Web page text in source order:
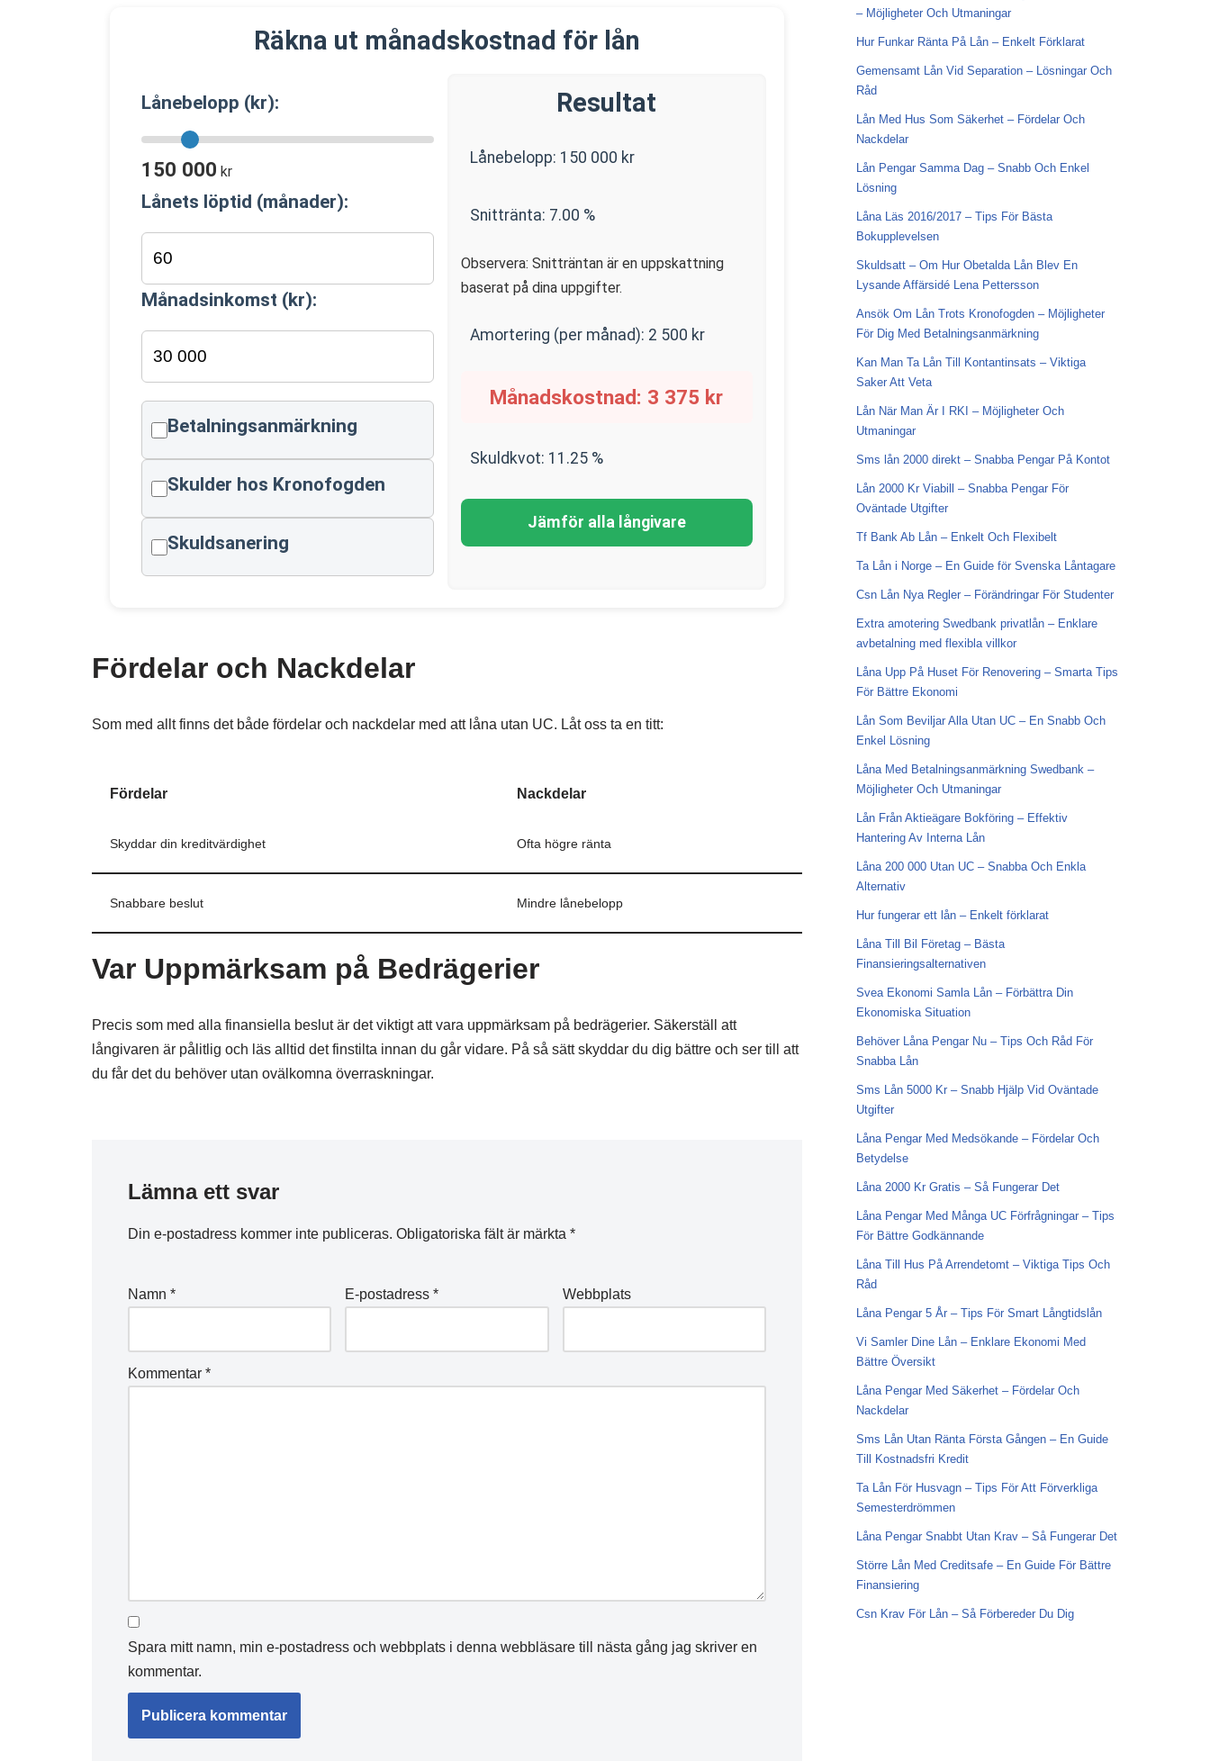
Räkna ut månadskostnad för lån
Lånebelopp (kr):
150 000 kr
Lånets löptid (månader):
Månadsinkomst (kr):
Betalningsanmärkning
Skulder hos Kronofogden
Skuldsanering
Resultat
Lånebelopp: 150 000 kr
Snittränta: 7.00 %
Observera: Snitträntan är en uppskattning
baserat på dina uppgifter.
Amortering (per månad): 2 500 kr
Månadskostnad: 3 375 kr
Skuldkvot: 11.25%
Jämför alla långivare
Fördelar och Nackdelar
Som med allt finns det både fördelar och nackdelar med att låna utan UC. Låt oss ta en titt:
Fördelar Nackdelar
Skyddar din kreditvärdighet Ofta högre ränta
Snabbare beslut Mindre lånebelopp
Var Uppmärksam på Bedrägerier
Precis som med alla finansiella beslut är det viktigt att vara uppmärksam på bedrägerier. Säkerställ att
långivaren är pålitlig och läs alltid det finstilta innan du går vidare. På så sätt skyddar du dig bättre och ser till att
du får det du behöver utan ovälkomna överraskningar.
Lämna ett svar
Din e-postadress kommer inte publiceras. Obligatoriska fält är märkta *
Namn * E-postadress* Webbplats
Kommentar *
Spara mitt namn, min e-postadress och webbplats i denna webbläsare till nästa gång jag skriver en
kommentar.
– Möjligheter Och Utmaningar
Hur Funkar Ränta På Lån – Enkelt Förklarat
Gemensamt Lån Vid Separation – Lösningar Och
Råd
Lån Med Hus Som Säkerhet – Fördelar Och
Nackdelar
Lån Pengar Samma Dag – Snabb Och Enkel
Lösning
Låna Läs 2016/2017 – Tips För Bästa
Bokupplevelsen
Skuldsatt – Om Hur Obetalda Lån Blev En
Lysande Affärsidé Lena Pettersson
Ansök Om Lån Trots Kronofogden – Möjligheter
För Dig Med Betalningsanmärkning
Kan Man Ta Lån Till Kontantinsats – Viktiga
Saker Att Veta
Lån När Man Är I RKI – Möjligheter Och
Utmaningar
Sms lån 2000 direkt – Snabba Pengar På Kontot
Lån 2000 Kr Viabill – Snabba Pengar För
Oväntade Utgifter
Tf Bank Ab Lån – Enkelt Och Flexibelt
Ta Lån i Norge – En Guide för Svenska Låntagare
Csn Lån Nya Regler – Förändringar För Studenter
Extra amotering Swedbank privatlån – Enklare
avbetalning med flexibla villkor
Låna Upp På Huset För Renovering – Smarta Tips
För Bättre Ekonomi
Lån Som Beviljar Alla Utan UC – En Snabb Och
Enkel Lösning
Låna Med Betalningsanmärkning Swedbank –
Möjligheter Och Utmaningar
Lån Från Aktieägare Bokföring – Effektiv
Hantering Av Interna Lån
Låna 200 000 Utan UC – Snabba Och Enkla
Alternativ
Hur fungerar ett lån – Enkelt förklarat
Låna Till Bil Företag – Bästa
Finansieringsalternativen
Svea Ekonomi Samla Lån – Förbättra Din
Ekonomiska Situation
Behöver Låna Pengar Nu – Tips Och Råd För
Snabba Lån
Sms Lån 5000 Kr – Snabb Hjälp Vid Oväntade
Utgifter
Låna Pengar Med Medsökande – Fördelar Och
Betydelse
Låna 2000 Kr Gratis – Så Fungerar Det
Låna Pengar Med Många UC Förfrågningar – Tips
För Bättre Godkännande
Låna Till Hus På Arrendetomt – Viktiga Tips Och
Råd
Låna Pengar 5 År – Tips För Smart Långtidslån
Vi Samler Dine Lån – Enklare Ekonomi Med
Bättre Översikt
Låna Pengar Med Säkerhet – Fördelar Och
Nackdelar
Sms Lån Utan Ränta Första Gången – En Guide
Till Kostnadsfri Kredit
Ta Lån För Husvagn – Tips För Att Förverkliga
Semesterdrömmen
Låna Pengar Snabbt Utan Krav – Så Fungerar Det
Större Lån Med Creditsafe – En Guide För Bättre
Finansiering
Csn Krav För Lån – Så Förbereder Du Dig